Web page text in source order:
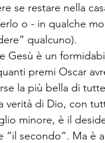
se restare nella
o - in qualche
qualcuno).
Gesù è un
premi Oscar
la più bella di
verità di Dio, con
minore, è il
“il secondo”. Ma è